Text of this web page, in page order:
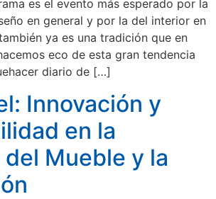
es el evento más esperado por la
en general y por la del interior en
ya es una tradición que en
eco de esta gran tendencia
diario de […]
Innovación y
en la
Mueble y la